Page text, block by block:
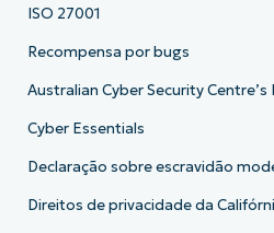
ISO 27001
Recompensa por bugs
Australian Cyber Security
Cyber Essentials
Declaração sobre escravidão
Direitos de privacidade da